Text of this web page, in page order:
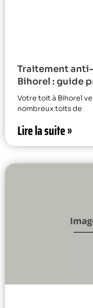
Traitement
Bihorel : guide
Votre toit à Bihorel
nombreux toits de
Lire la suite »